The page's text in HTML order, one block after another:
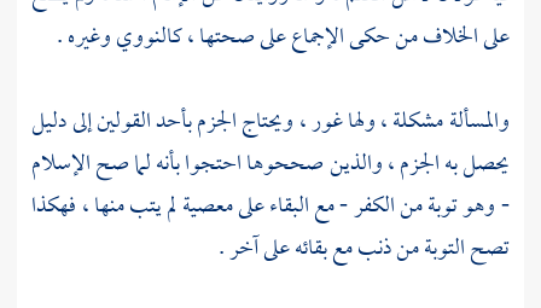
على الخلاف من حكى الإجماع على صحتها ،كالنوويوغيره .
والمسألة مشكلة ، ولها غور ، ويحتاج الجزم بأحد القولين إلى دليل
يحصل به الجزم ، والذين صححوها احتجوا بأنه لما صح الإسلام
- وهو توبة من الكفر - مع البقاء على معصية لم يتب منها ، فهكذا
تصح التوبة من ذنب مع بقائه على آخر .